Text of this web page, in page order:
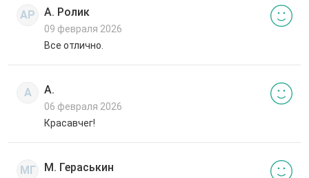
АР А. Ролик
09 февраля 2026
Все отлично.
А А.
06 февраля 2026
Красавчег!
МГ М. Гераськин